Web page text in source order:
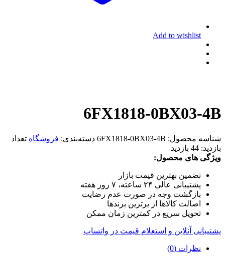
Add to wishlist
6FX1818-0BX03-4B
شناسه محصول: 6FX1818-0BX03-4B دسته‌بندی: فروشگاه تعداد
بازدید: 44 بازدید
ویژگی های محصول:
تضمین بهترین قیمت بازار
پشتیبانی عالی ۲۴ ساعته، ۷ روز هفته
بازگشت وجه در صورت عدم رضایت
اصالت کالاها از برترین برندها
تحویل سریع در کمترین زمان ممکن
پشتیبانی آنلاین و استعلام قیمت در واتساپ
نظرات (0)